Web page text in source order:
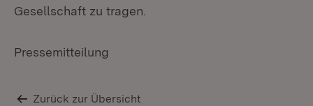
Gesellschaft zu tragen.
Pressemitteilung
Zurück zur Übersicht